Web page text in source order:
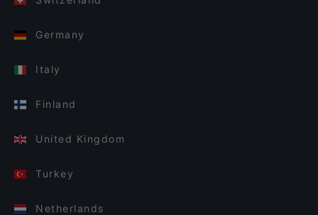
Germany
Italy
Finland
United Kingdom
Turkey
Netherlands